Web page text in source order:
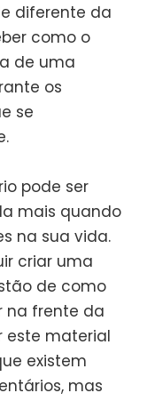
diferente da
como o
de uma
os
se
pode ser
mais quando
na sua vida.
criar uma
de como
na frente da
este material
existem
mas